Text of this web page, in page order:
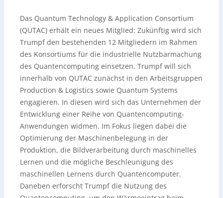
Das Quantum Technology & Application Consortium
(QUTAC) erhält ein neues Mitglied: Zukünftig wird sich
Trumpf den bestehenden 12 Mitgliedern im Rahmen
des Konsortiums für die industrielle Nutzbarmachung
des Quantencomputing einsetzen. Trumpf will sich
innerhalb von QUTAC zunächst in den Arbeitsgruppen
Production & Logistics sowie Quantum Systems
engagieren. In diesen wird sich das Unternehmen der
Entwicklung einer Reihe von Quantencomputing-
Anwendungen widmen. Im Fokus liegen dabei die
Optimierung der Maschinenbelegung in der
Produktion, die Bildverarbeitung durch maschinelles
Lernen und die mögliche Beschleunigung des
maschinellen Lernens durch Quantencomputer.
Daneben erforscht Trumpf die Nutzung des